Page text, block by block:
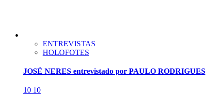
ENTREVISTAS
HOLOFOTES
JOSÉ NERES entrevistado por PAULO RODRIGUES
10 10